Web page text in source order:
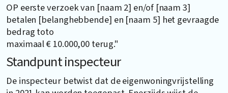
OP eerste verzoek van [naam 2] en/of [naam 3]
betalen [belanghebbende] en [naam 5] het gevraagde
bedrag toto
maximaal € 10.000,00 terug."
Standpunt inspecteur
De inspecteur betwist dat de eigenwoningvrijstelling